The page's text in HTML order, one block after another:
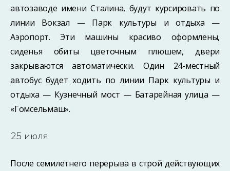
автозаводе имени Сталина, будут курсировать по
линии Вокзал — Парк культуры и отдыха —
Аэропорт. Эти машины красиво оформлены,
сиденья обиты цветочным плюшем, двери
закрываются автоматически. Один 24-местный
автобус будет ходить по линии Парк культуры и
отдыха — Кузнечный мост — Батарейная улица —
«Гомсельмаш».
25 июля
После семилетнего перерыва в строй действующих